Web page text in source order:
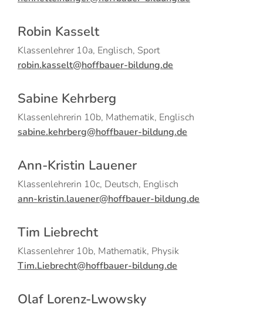
Robin Kasselt
Klassenlehrer 10a, Englisch, Sport
robin.kasselt@hoffbauer-bildung.de
Sabine Kehrberg
Klassenlehrerin 10b, Mathematik, Englisch
sabine.kehrberg@hoffbauer-bildung.de
Ann-Kristin Lauener
Klassenlehrerin 10c, Deutsch, Englisch
ann-kristin.lauener@hoffbauer-bildung.de
Tim Liebrecht
Klassenlehrer 10b, Mathematik, Physik
Tim.Liebrecht@hoffbauer-bildung.de
Olaf Lorenz-Lwowsky